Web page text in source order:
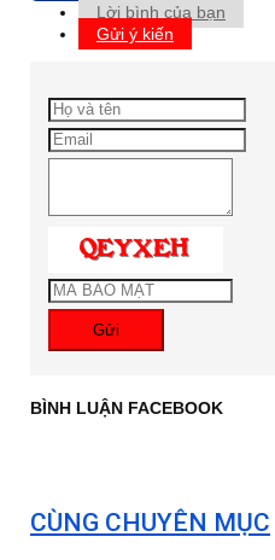
Lời bình của bạn
Gửi ý kiến
Gửi
BÌNH LUẬN FACEBOOK
CÙNG CHUYÊN MỤC